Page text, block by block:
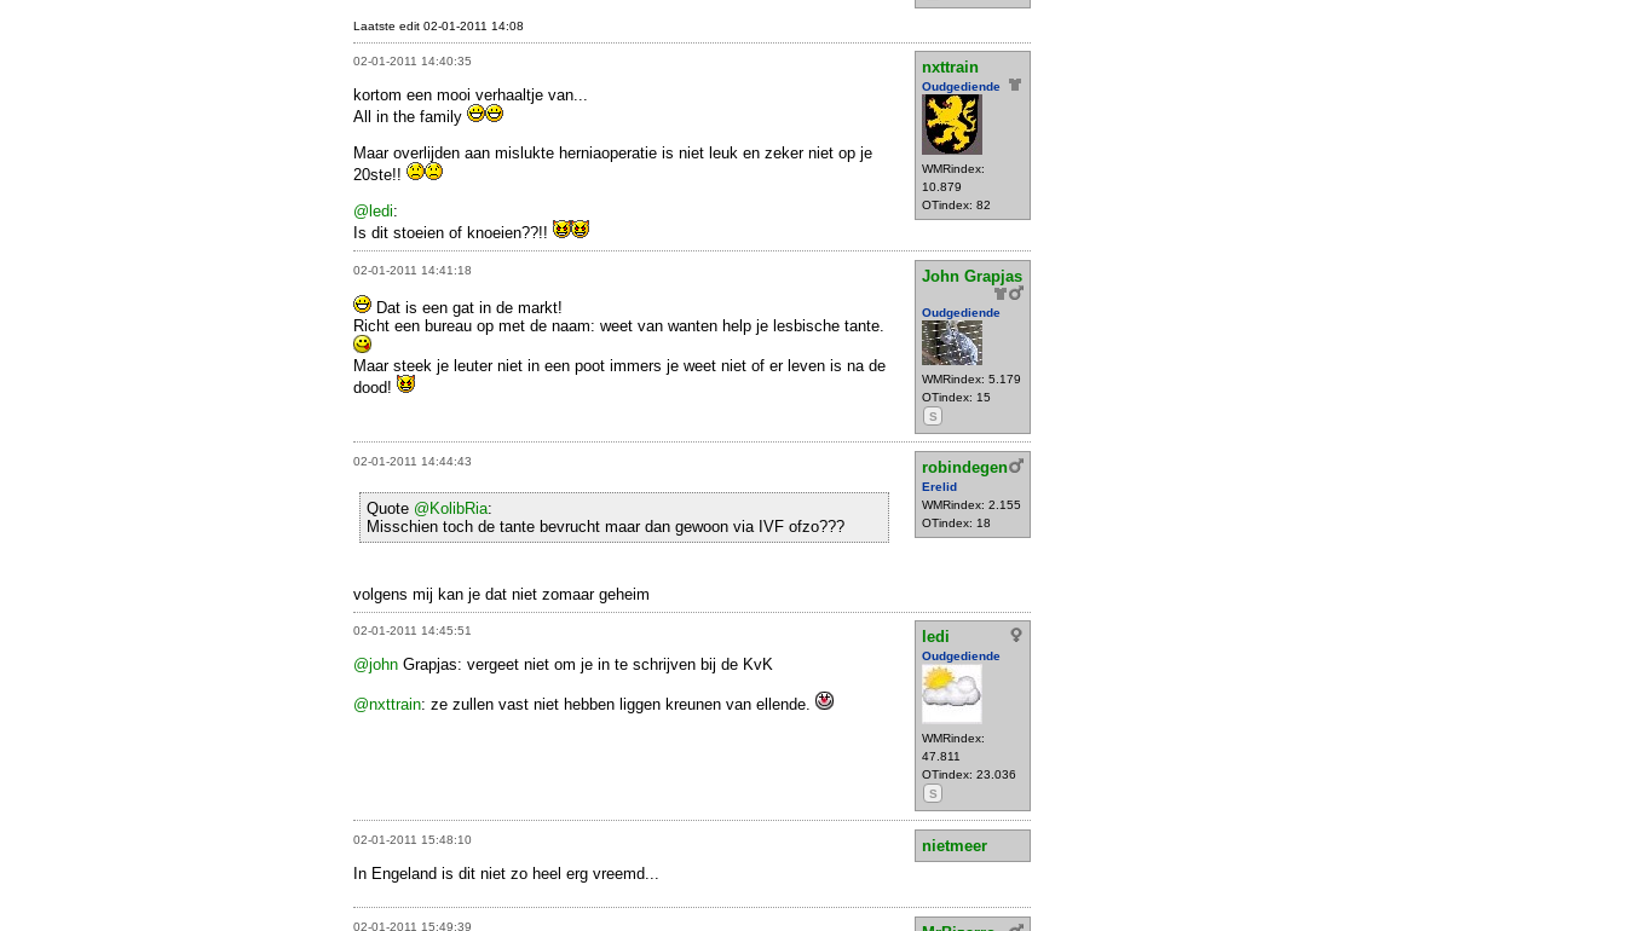
Laatste edit 02-01-2011 14:08
02-01-2011 14:40:35 nxttrain
Oudgediende
WMRindex:
10.879
OTindex: 82
kortom een mooi verhaaltje van...
All in the family
Maar overlijden aan mislukte herniaoperatie is niet leuk en zeker niet op je
20ste!!
@ledi:
Is dit stoeien of knoeien??!!
02-01-2011 14:41:18 John Grapjas
Oudgediende
WMRindex: 5.179
OTindex: 15
S
Dat is een gat in de markt!
Richt een bureau op met de naam: weet van wanten help je lesbische tante.
Maar steek je leuter niet in een poot immers je weet niet of er leven is na de
dood!
02-01-2011 14:44:43 robindegen
Erelid
WMRindex: 2.155
OTindex: 18
Quote @KolibRia:
Misschien toch de tante bevrucht maar dan gewoon via IVF ofzo???
volgens mij kan je dat niet zomaar geheim
02-01-2011 14:45:51 ledi
Oudgediende
WMRindex:
47.811
OTindex: 23.036
S
@john Grapjas: vergeet niet om je in te schrijven bij de KvK
@nxttrain: ze zullen vast niet hebben liggen kreunen van ellende.
02-01-2011 15:48:10
nietmeer
In Engeland is dit niet zo heel erg vreemd...
02-01-2011 15:49:39